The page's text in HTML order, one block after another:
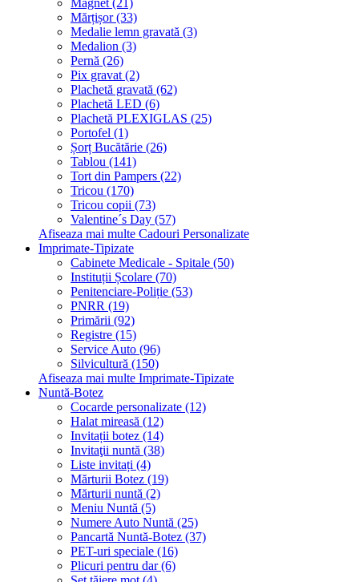
Magnet (21)
Mărțișor (33)
Medalie lemn gravată (3)
Medalion (3)
Pernă (26)
Pix gravat (2)
Plachetă gravată (62)
Plachetă LED (6)
Plachetă PLEXIGLAS (25)
Portofel (1)
Șorț Bucătărie (26)
Tablou (141)
Tort din Pampers (22)
Tricou (170)
Tricou copii (73)
Valentine´s Day (57)
Afiseaza mai multe Cadouri Personalizate
Imprimate-Tipizate
Cabinete Medicale - Spitale (50)
Instituții Școlare (70)
Penitenciare-Poliție (53)
PNRR (19)
Primării (92)
Registre (15)
Service Auto (96)
Silvicultură (150)
Afiseaza mai multe Imprimate-Tipizate
Nuntă-Botez
Cocarde personalizate (12)
Halat mireasă (12)
Invitații botez (14)
Invitaţii nuntă (38)
Liste invitați (4)
Mărturii Botez (19)
Mărturii nuntă (2)
Meniu Nuntă (5)
Numere Auto Nuntă (25)
Pancartă Nuntă-Botez (37)
PET-uri speciale (16)
Plicuri pentru dar (6)